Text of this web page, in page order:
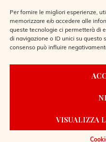
Per fornire le migliori esperienze,
memorizzare e/o accedere alle
queste tecnologie ci permetterà di
di navigazione o ID unici su questo
consenso può influire
VISUALIZZA
©
POWERED BY